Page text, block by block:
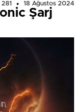
281
18 Ağustos 2024
Şarj